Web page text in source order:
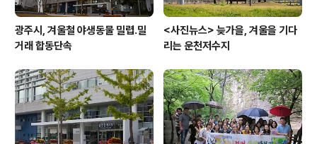
광주시, 겨울철 야생동물 밀렵․밀
거래 합동단속
<사진뉴스> 늦가을, 겨울을 기다
리는 운천저수지